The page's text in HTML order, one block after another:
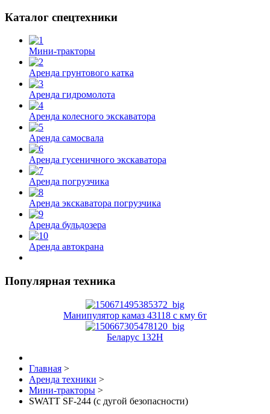
Каталог спецтехники
Мини-тракторы
Аренда грунтового катка
Аренда гидромолота
Аренда колесного экскаватора
Аренда самосвала
Аренда гусеничного экскаватора
Аренда погрузчика
Аренда экскаватора погрузчика
Аренда бульдозера
Аренда автокрана
Популярная техника
Манипулятор камаз 43118 с кму 6т
Беларус 132H
Главная >
Аренда техники >
Мини-тракторы >
SWATT SF-244 (с дугой безопасности)